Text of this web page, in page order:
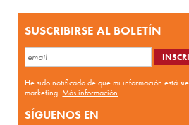
SUSCRIBIRSE AL BOLETÍN
He sido notificado de que mi información está
marketing.Más información
SÍGUENOS EN